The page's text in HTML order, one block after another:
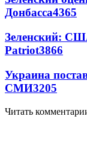
Донбасса4365
Зеленский:
Patriot3866
Украина
СМИ3205
Читать